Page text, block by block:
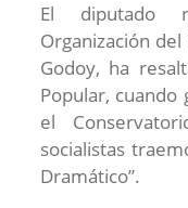
El diputado
Organización del
Godoy, ha
Popular, cuando
el
socialistas
Dramático”.